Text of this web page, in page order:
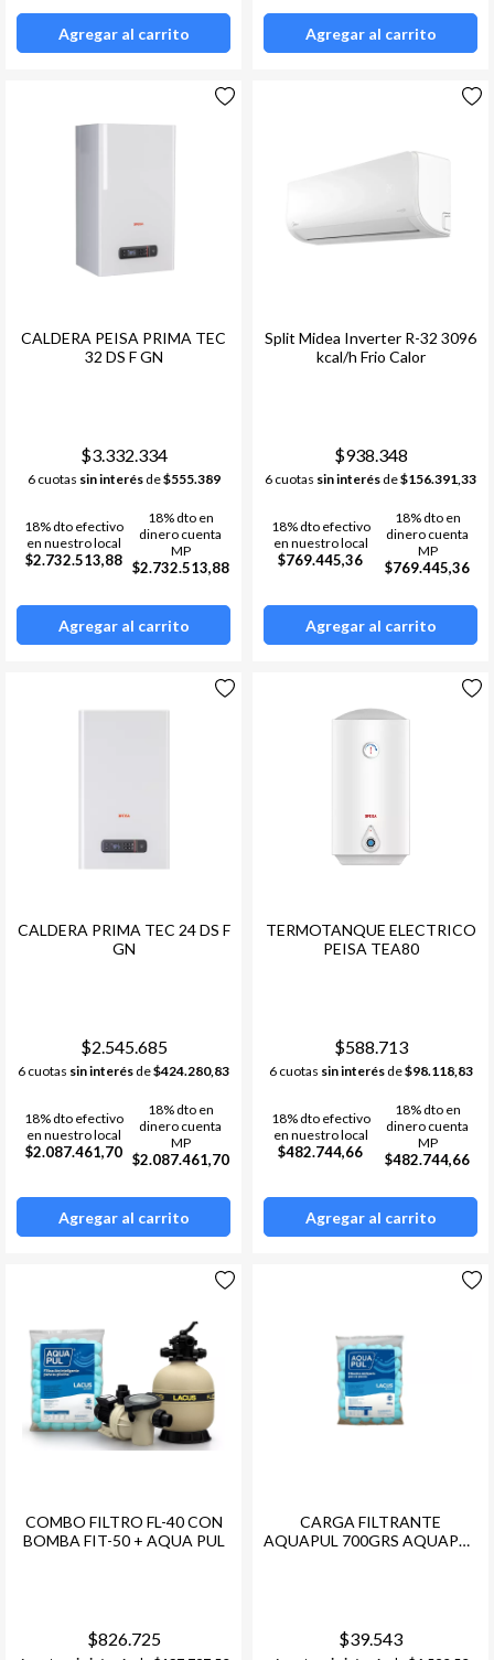
Agregar al carrito Agregar al carrito
CALDERA PEISA PRIMA TEC
32 DS F GN
$3.332.334
6 cuotas sin interésde$555.389
18% dto efectivo
en nuestro local
$2.732.513,88
18% dto en
dinero cuenta
MP
$2.732.513,88
Agregar al carrito
Split Midea Inverter R-32 3096
kcal/h Frio Calor
$938.348
6 cuotas sin interés de$156.391,33
18% dto efectivo
en nuestro local
$769.445,36
18% dto en
dinero cuenta
MP
$769.445,36
Agregar al carrito
CALDERA PRIMA TEC 24 DS F
GN
$2.545.685
6 cuotas sin interés de$424.280,83
18% dto efectivo
en nuestro local
$2.087.461,70
18% dto en
dinero cuenta
MP
$2.087.461,70
Agregar al carrito
TERMOTANQUE ELECTRICO
PEISA TEA80
$588.713
6 cuotas sin interésde$98.118,83
18% dto efectivo
en nuestro local
$482.744,66
18% dto en
dinero cuenta
MP
$482.744,66
Agregar al carrito
COMBO FILTRO FL-40 CON
BOMBA FIT-50 + AQUA PUL
$826.725
CARGA FILTRANTE
AQUAPUL 700GRS AQUAPUL
$39.543